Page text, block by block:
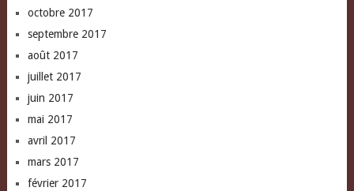
octobre 2017
septembre 2017
août 2017
juillet 2017
juin 2017
mai 2017
avril 2017
mars 2017
février 2017